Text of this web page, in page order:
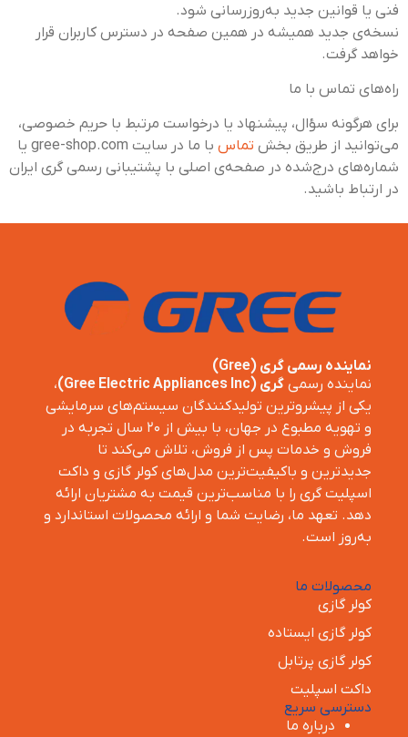
فنی یا قوانین جدید به‌روزرسانی شود.
نسخه‌ی جدید همیشه در همین صفحه در دسترس کاربران قرار
خواهد گرفت.
راه‌های تماس با ما
برای هرگونه سؤال، پیشنهاد یا درخواست مرتبط با حریم خصوصی،
می‌توانید از طریق بخش تماس
با ما در سایت gree-shop.com یا
شماره‌های درج‌شده در صفحه‌ی اصلی با پشتیبانی رسمی گری ایران
در ارتباط باشید.
نماینده رسمی گری (Gree)
نماینده رسمی گری (Gree Electric Appliances Inc)
،
یکی از پیشروترین تولیدکنندگان سیستم‌های سرمایشی
و تهویه مطبوع در جهان، با بیش از ۲۰ سال تجربه در
فروش و خدمات پس از فروش، تلاش می‌کند تا
جدیدترین و باکیفیت‌ترین مدل‌های کولر گازی و داکت
اسپلیت گری را با مناسب‌ترین قیمت به مشتریان ارائه
دهد. تعهد ما، رضایت شما و ارائه محصولات استاندارد و
به‌روز است.
محصولات ما
کولر گازی
کولر گازی ایستاده
کولر گازی پرتابل
داکت اسپلیت
دسترسی سریع
درباره ما